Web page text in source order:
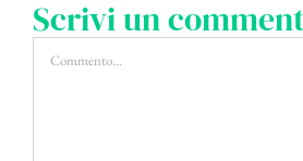
Scrivi un
Commento